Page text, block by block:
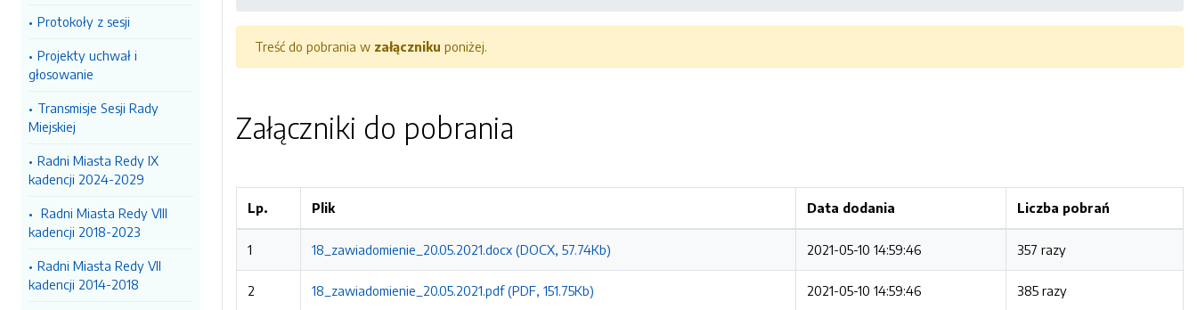
Protokoły z sesji
Projekty uchwał i
głosowanie
Transmisje Sesji Rady
Miejskiej
Radni Miasta Redy IX
kadencji 2024-2029
Radni Miasta Redy VIII
kadencji 2018-2023
Radni Miasta Redy VII
kadencji 2014-2018
Treść do pobrania w załączniku poniżej.
Załączniki do pobrania
Lp. Plik Data dodania Liczba pobrań
1 18_zawiadomienie_20.05.2021.docx (DOCX, 57.74Kb) 2021-05-10 14:59:46 357 razy
2 18_zawiadomienie_20.05.2021.pdf (PDF, 151.75Kb) 2021-05-10 14:59:46 385 razy